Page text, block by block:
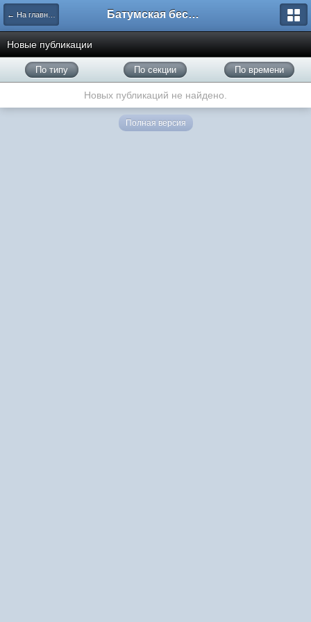
← На главную Батумская беседка
Новые публикации
По типу По секции По времени
Новых публикаций не найдено.
Полная версия